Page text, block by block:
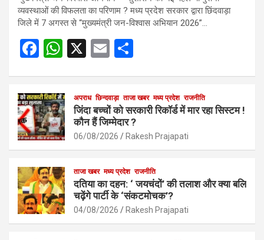
व्यवस्थाओं की विफलता का परिणाम ? मध्य प्रदेश सरकार द्वारा छिंदवाड़ा
जिले में 7 अगस्त से “मुख्यमंत्री जन-विश्वास अभियान 2026”…
F
b
o
o
k
W
s
A
p
p
X
E
e
अपराध छिन्दवाड़ा ताजा खबर मध्य प्रदेश राजनीति
जिंदा बच्चों को सरकारी रिकॉर्ड में मार रहा सिस्टम !
कौन हैं जिम्मेदार ?
06/08/2026 Rakesh Prajapati
ताजा खबर मध्य प्रदेश राजनीति
दतिया का दहन: ‘ जयचंदों’ की तलाश और क्या बलि
चढ़ेंगे पार्टी के ‘संकटमोचक’?
04/08/2026 Rakesh Prajapati